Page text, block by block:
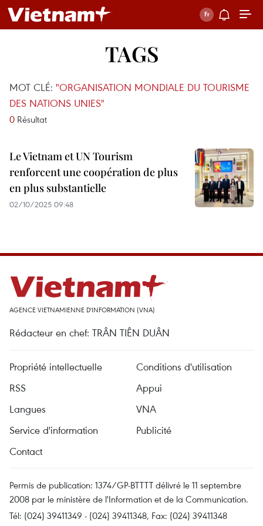
TAGS
MOT CLÉ: "ORGANISATION MONDIALE DU TOURISME
DES NATIONS UNIES"
0 Résultat
Le Vietnam et UN Tourism
renforcent une coopération de plus
en plus substantielle
02/10/2025 09:48
AGENCE VIETNAMIENNE D'INFORMATION (VNA)
Rédacteur en chef: TRÂN TIÊN DUÂN
Propriété intellectuelle
Conditions d'utilisation
RSS
Appui
Langues
VNA
Service d'information
Publicité
Contact
Permis de publication: 1374/GP-BTTTT délivré le 11 septembre
2008 par le ministère de l'Information et de la Communication.
Tél: (024) 39411349 - (024) 39411348, Fax: (024) 39411348